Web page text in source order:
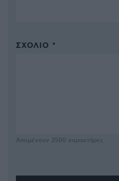
ΣΧΌΛΙΟ *
Απομένουν 2500 χαρακτήρες